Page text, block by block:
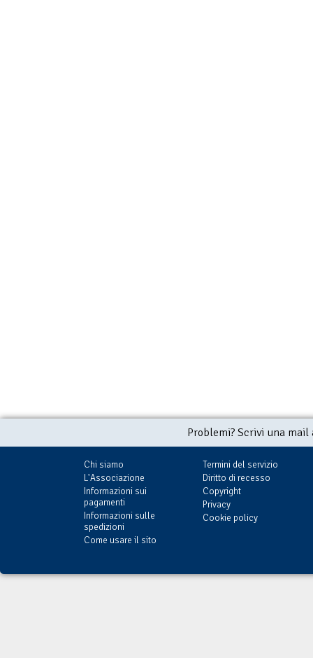
Problemi? Scrivi una
Chi siamo
L'Associazione
Informazioni sui
pagamenti
Informazioni sulle
spedizioni
Come usare il sito
Termini del servizio
Diritto di recesso
Copyright
Privacy
Cookie policy